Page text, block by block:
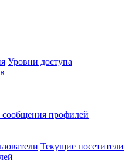
Уровни доступа
профилей
Текущие посетители